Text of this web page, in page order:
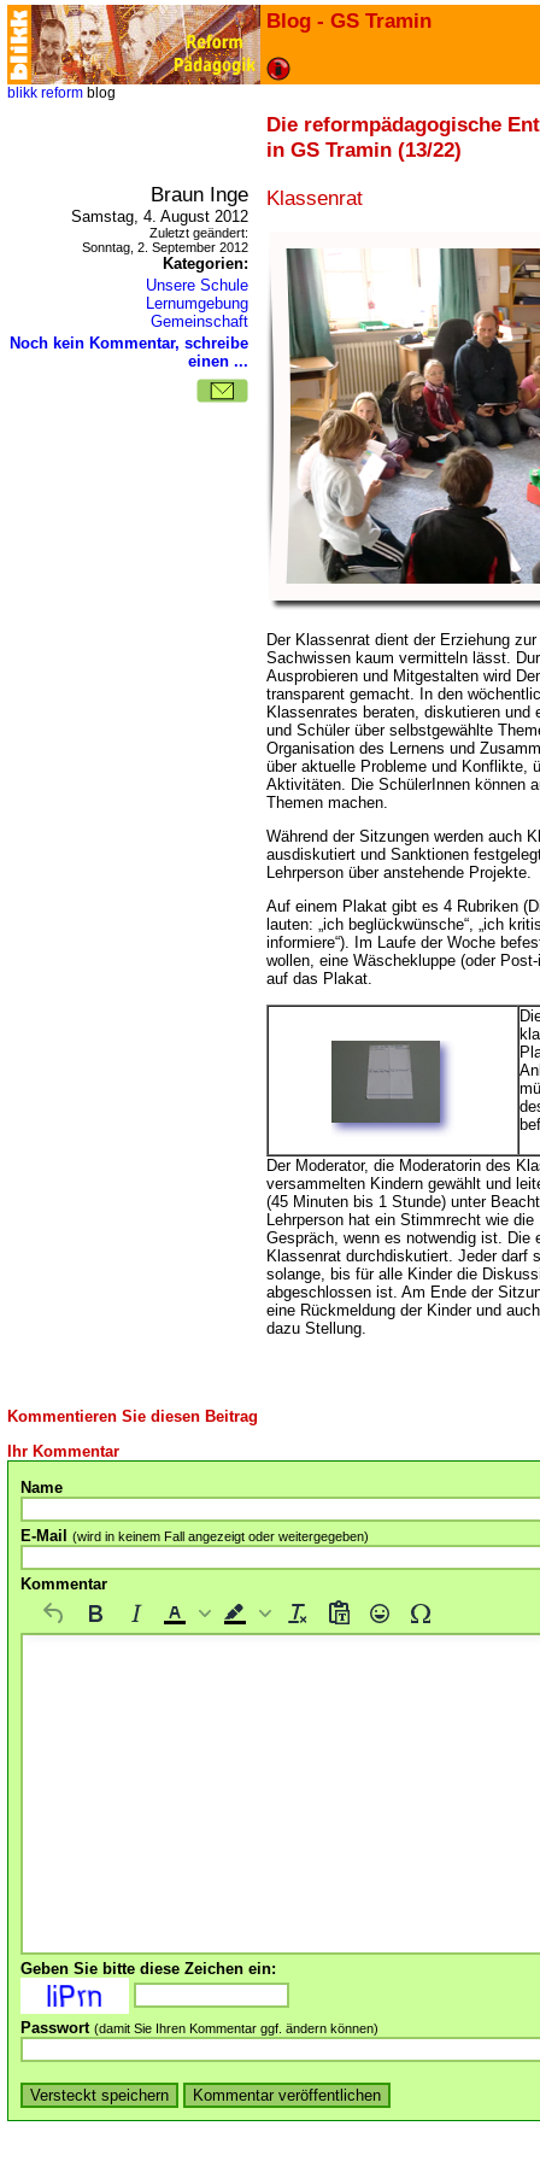
Blog - GS Tramin
blikk reform blog
Die reformpädagogische
in GS Tramin (13/22)
Braun Inge
Samstag, 4. August 2012
Zuletzt geändert:
Sonntag, 2. September 2012
Kategorien:
Unsere Schule
Lernumgebung
Gemeinschaft
Noch kein Kommentar, schreibe
einen ...
Klassenrat
Der Klassenrat dient der Erziehung
Sachwissen kaum vermitteln lässt.
Ausprobieren und Mitgestalten wird
transparent gemacht. In den
Klassenrates beraten, diskutieren und
und Schüler über selbstgewählte
Organisation des Lernens und
über aktuelle Probleme und Konflikte,
Aktivitäten. Die SchülerInnen können
Themen machen.
Während der Sitzungen werden auch
ausdiskutiert und Sanktionen
Lehrperson über anstehende Projekte.
Auf einem Plakat gibt es 4 Rubriken
lauten: „ich beglückwünsche“, „ich
informiere“). Im Laufe der Woche
wollen, eine Wäschekluppe (oder
auf das Plakat.
Der Moderator, die Moderatorin des
versammelten Kindern gewählt und
(45 Minuten bis 1 Stunde) unter
Lehrperson hat ein Stimmrecht wie
Gespräch, wenn es notwendig ist. Die
Klassenrat durchdiskutiert. Jeder darf
solange, bis für alle Kinder die
abgeschlossen ist. Am Ende der
eine Rückmeldung der Kinder und
dazu Stellung.
Kommentieren Sie diesen Beitrag
Ihr Kommentar
Name
E-Mail (wird in keinem Fall angezeigt oder weitergegeben)
Kommentar
Geben Sie bitte diese Zeichen ein:
Passwort (damit Sie Ihren Kommentar ggf. ändern können)